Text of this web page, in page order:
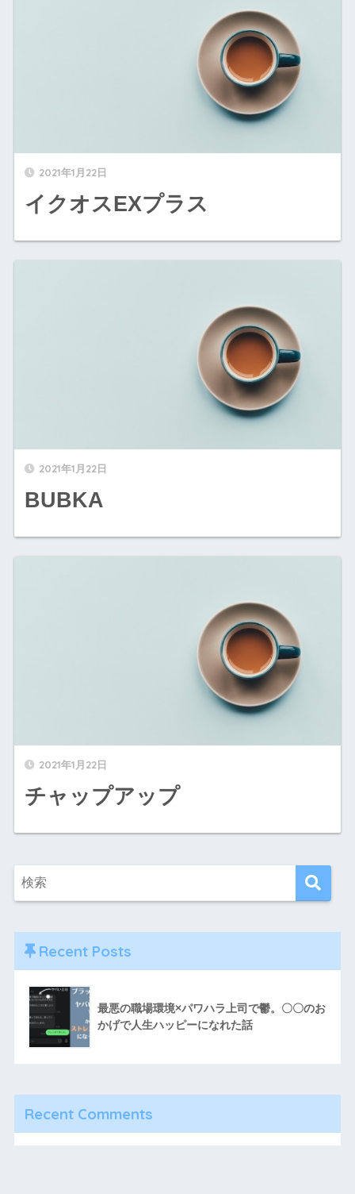
イクオスEXプラス" width="520" height="300" />
2021年1月22日
イクオスEXプラス
BUBKA" width="520" height="300" />
2021年1月22日
BUBKA
チャップアップ" width="520" height="300" />
2021年1月22日
チャップアップ
Recent Posts
最悪の職場環境×パワハラ上司で鬱。〇〇のお
かげで人生ハッピーになれた話
Recent Comments